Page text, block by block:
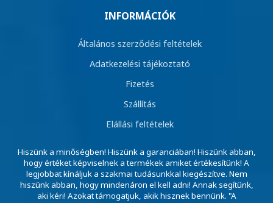
INFORMÁCIÓK
Általános szerződési feltételek
Adatkezelési tájékoztató
Fizetés
Szállítás
Elállási feltételek
Hiszünk a minőségben! Hiszünk a garanciában! Hiszünk abban,
hogy értéket képviselnek a termékek amiket értékesítünk! A
legjobbat kínáljuk a szakmai tudásunkkal kiegészítve. Nem
hiszünk abban, hogy mindenáron el kell adni! Annak segítünk,
aki kéri! Azokat támogatjuk, akik hisznek bennünk. "A